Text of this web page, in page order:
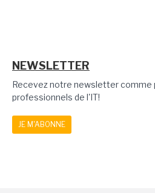
NEWSLETTER
Recevez notre newsletter comme
professionnels de l'IT!
JE M'ABONNE